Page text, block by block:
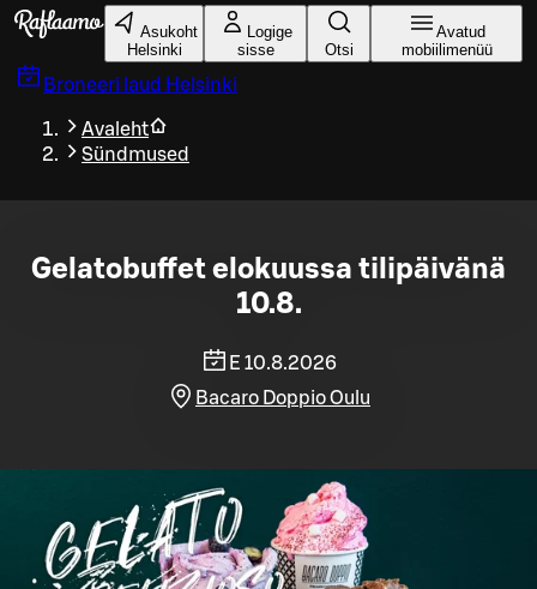
Liigu peamise sisu juurde
Asukoht
Helsinki
Logige
sisse
Otsi
Avatud
mobiilimenüü
Broneeri laud Helsinki
Avaleht
Sündmused
Gelatobuffet elokuussa tilipäivänä
10.8.
E 10.8.2026
Bacaro Doppio Oulu